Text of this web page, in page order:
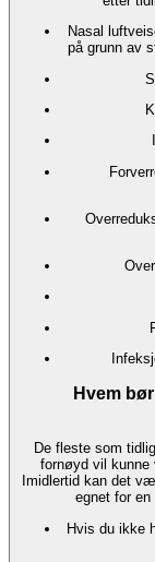
Nasal
på grunn av
Hvem
De fleste som
fornøyd vil
Imidlertid kan det
egnet for
Hvis du ikke